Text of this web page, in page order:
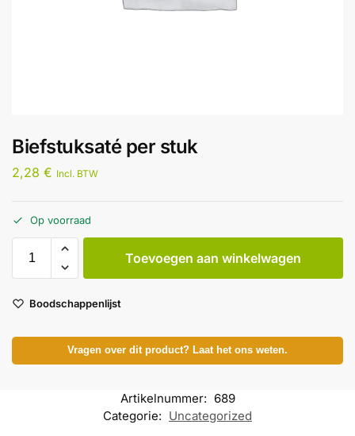
Biefstuksaté per stuk
2,28 € Incl. BTW
Op voorraad
Toevoegen aan winkelwagen
Boodschappenlijst
Vragen over dit product? Laat het ons weten.
Artikelnummer: 689
Categorie: Uncategorized